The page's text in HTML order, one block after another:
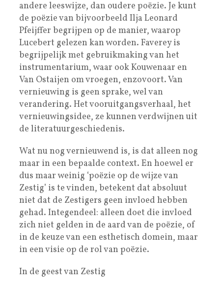
andere leeswijze, dan oudere poëzie. Je kunt
de poëzie van bijvoorbeeld Ilja Leonard
Pfeijffer begrijpen op de manier, waarop
Lucebert gelezen kan worden. Faverey is
begrijpelijk met gebruikmaking van het
instrumentarium, waar ook Kouwenaar en
Van Ostaijen om vroegen, enzovoort. Van
vernieuwing is geen sprake, wel van
verandering. Het vooruitgangsverhaal, het
vernieuwingsidee, ze kunnen verdwijnen uit
de literatuurgeschiedenis.
Wat nu nog vernieuwend is, is dat alleen nog
maar in een bepaalde context. En hoewel er
dus maar weinig ‘poëzie op de wijze van
Zestig’ is te vinden, betekent dat absoluut
niet dat de Zestigers geen invloed hebben
gehad. Integendeel: alleen doet die invloed
zich niet gelden in de aard van de poëzie, of
in de keuze van een esthetisch domein, maar
in een visie op de rol van poëzie.
In de geest van Zestig